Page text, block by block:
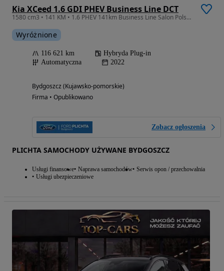
Kia XCeed 1.6 GDI PHEV Business Line DCT
1580 cm3 • 141 KM • 1.6 PHEV 141km Business Line Salon Polska FV23%
Wyróżnione
116 621 km
Hybryda Plug-in
Automatyczna
2022
Bydgoszcz (Kujawsko-pomorskie)
Firma • Opublikowano
Zobacz ogłoszenia
PLICHTA SAMOCHODY UŻYWANE BYDGOSZCZ
Usługi finansowe Naprawa samochodów Serwis opon / przechowalnia
Usługi ubezpieczeniowe